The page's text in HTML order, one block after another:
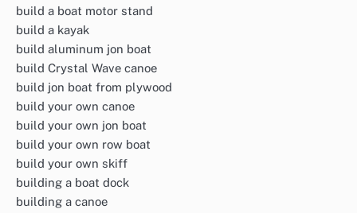
build a boat motor stand
build a kayak
build aluminum jon boat
build Crystal Wave canoe
build jon boat from plywood
build your own canoe
build your own jon boat
build your own row boat
build your own skiff
building a boat dock
building a canoe